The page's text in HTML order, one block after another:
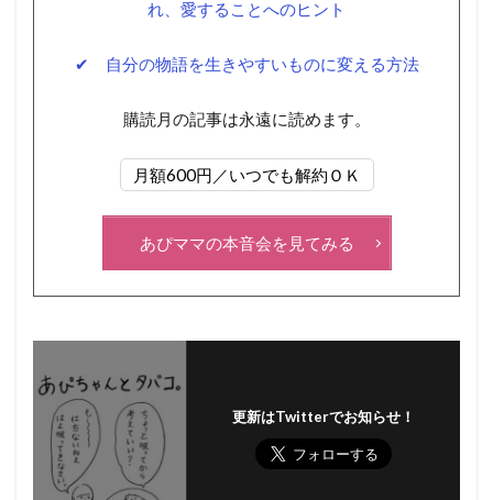
れ、愛することへのヒント
✔ 自分の物語を生きやすいものに変える方法
購読月の記事は永遠に読めます。
月額600円／いつでも解約ＯＫ
あぴママの本音会を見てみる
更新はTwitterでお知らせ！